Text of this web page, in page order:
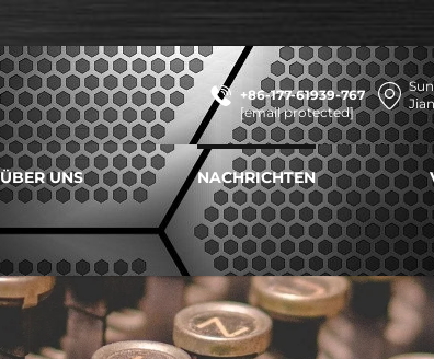
+86-177-61939-767
[email protected]
ÜBER UNS NACHRICHTEN